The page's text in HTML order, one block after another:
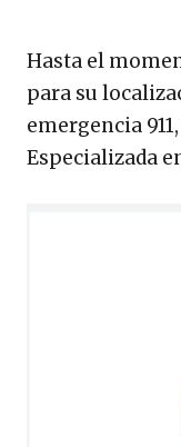
Hasta el
para su
emergencia
Especializada